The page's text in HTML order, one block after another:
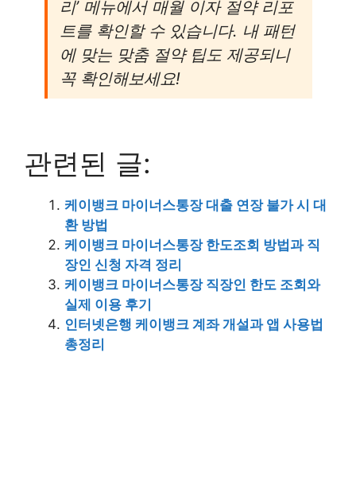
리’ 메뉴에서 매월 이자 절약 리포
트를 확인할 수 있습니다. 내 패턴
에 맞는 맞춤 절약 팁도 제공되니
꼭 확인해보세요!
관련된 글:
케이뱅크 마이너스통장 대출 연장 불가 시 대
환 방법
케이뱅크 마이너스통장 한도조회 방법과 직
장인 신청 자격 정리
케이뱅크 마이너스통장 직장인 한도 조회와
실제 이용 후기
인터넷은행 케이뱅크 계좌 개설과 앱 사용법
총정리